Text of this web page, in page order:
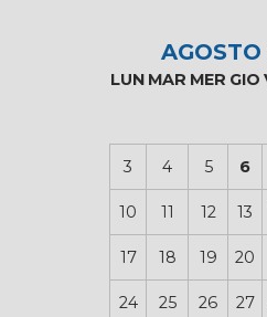
LUN MAR MER GIO
3 4 5 6
10 11 12 13
17 18 19 20
24 25 26 27